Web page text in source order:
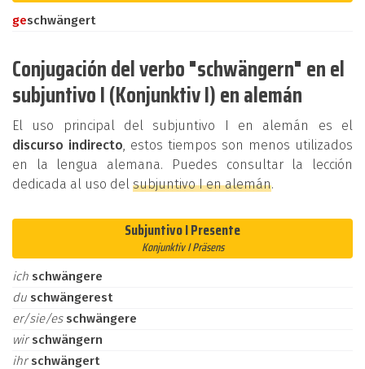
geschwängert
Conjugación del verbo "schwängern" en el
subjuntivo I (Konjunktiv I) en alemán
El uso principal del subjuntivo I en alemán es el
discurso indirecto, estos tiempos son menos utilizados
en la lengua alemana. Puedes consultar la lección
dedicada al uso del subjuntivo I en alemán.
Subjuntivo I Presente
Konjunktiv I Präsens
ich schwängere
du schwängerest
er/sie/es schwängere
wirschwängern
ihrschwängert